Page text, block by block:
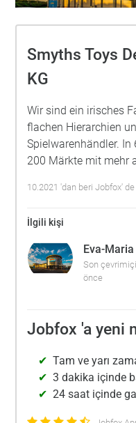
Smyths Toys
KG
Wir sind ein irisches
flachen Hierarchien
Spielwarenhändler. In
200 Märkte mit mehr
10.2021 'dan beri Jobfox' de
İlgili kişi
Eva-Maria
Son
önce
Jobfox 'a yeni
Tam ve yarı
3 dakika içinde
24 saat içinde